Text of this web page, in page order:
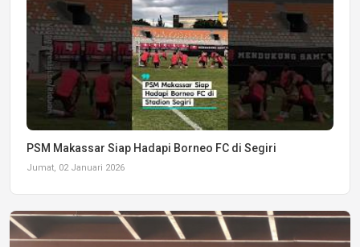
PSM Makassar Siap Hadapi Borneo FC di Segiri
Jumat, 02 Januari 2026